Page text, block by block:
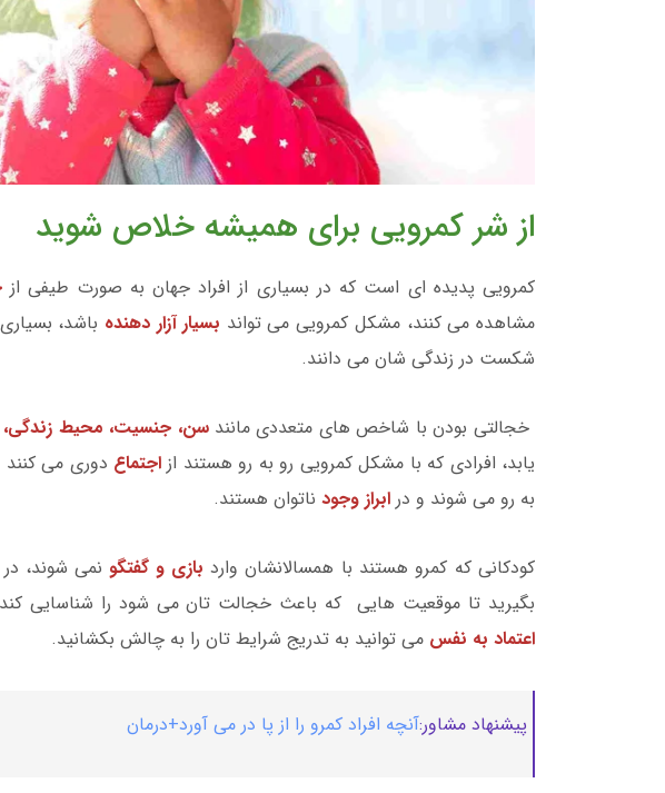
از شر کمرویی برای همیشه خلاص شوید
کمرویی پدیده ای است که در بسیاری از افراد جهان به صورت طیفی از
مشاهده می کنند، مشکل کمرویی می تواند بسیار آزار دهنده باشد،
شکست در زندگی شان می دانند.
خجالتی بودن با شاخص های متعددی مانند سن، جنسیت، محیط زندگی،
یابد، افرادی که با مشکل کمرویی رو به رو هستند از اجتماع دوری می
به رو می شوند و در ابراز وجود ناتوان هستند.
کودکانی که کمرو هستند با همسالانشان وارد بازی و گفتگو نمی شوند،
بگیرید تا موقعیت هایی که باعث خجالت تان می شود را شناسایی
اعتماد به نفس می توانید به تدریج شرایط تان را به چالش بکشانید.
پیشنهاد مشاور:آنچه افراد کمرو را از پا در می آورد+درمان